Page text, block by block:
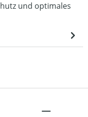
und optimales